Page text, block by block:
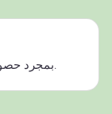
بمجرد حصولك على تأكيد النجاح، يرجى دفع ثمن جهودنا.